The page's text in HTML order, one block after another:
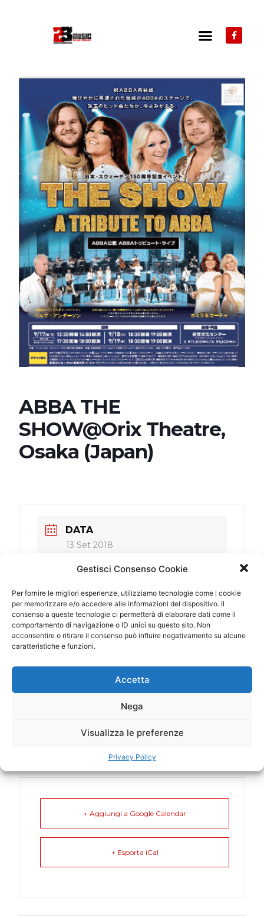
Gestisci Consenso Cookie
Per fornire le migliori esperienze, utilizziamo tecnologie come i cookie
per memorizzare e/o accedere alle informazioni del dispositivo. Il
consenso a queste tecnologie ci permetterà di elaborare dati come il
comportamento di navigazione o ID unici su questo sito. Non
acconsentire o ritirare il consenso può influire negativamente su alcune
caratteristiche e funzioni.
Accetta
Nega
Visualizza le preferenze
Privacy Policy
ABBA THE
SHOW@Orix Theatre,
Osaka (Japan)
DATA
13 Set 2018
ORA
19:00 - 23:00
LUOGO
CATEGORIA
+ Aggiungi a Google Calendar
+ Esporta iCal